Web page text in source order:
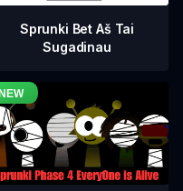
Sprunki Bet Aš Tai
Sugadinau